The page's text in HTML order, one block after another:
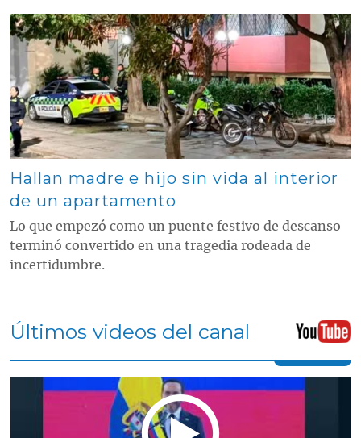
Contenido multimedia principal
Hallan madre e hijo sin vida al interior
de un apartamento
Lo que empezó como un puente festivo de descanso
terminó convertido en una tragedia rodeada de
incertidumbre.
Últimos videos del canal